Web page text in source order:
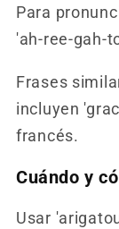
Para
'ah-ree-gah-
Frases
incluyen
francés.
Cuándo y
Usar